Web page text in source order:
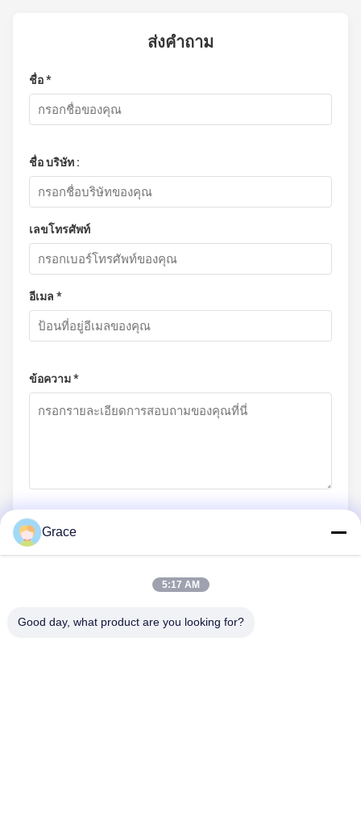
ส่งคำถาม
ชื่อ *
ชื่อ บริษัท :
เลขโทรศัพท์
อีเมล *
ข้อความ *
ติดต่อเรา
Grace
5:17 AM
Good day, what product are you looking for?